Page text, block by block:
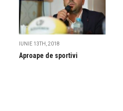
IUNIE 13TH, 2018
Aproape de sportivi